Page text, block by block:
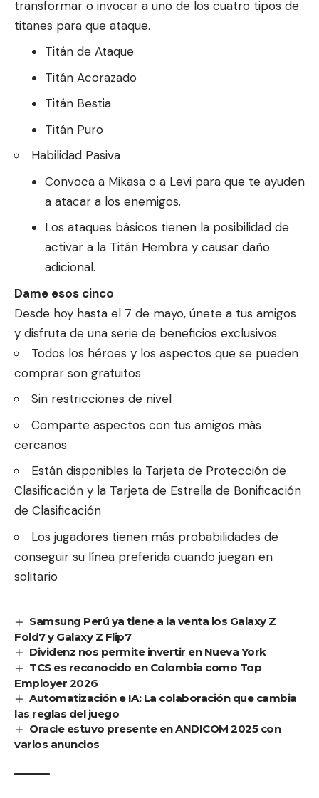
transformar o invocar a uno de los cuatro tipos de
titanes para que ataque.
Titán de Ataque
Titán Acorazado
Titán Bestia
Titán Puro
Habilidad Pasiva
Convoca a Mikasa o a Levi para que te ayuden
a atacar a los enemigos.
Los ataques básicos tienen la posibilidad de
activar a la Titán Hembra y causar daño
adicional.
Dame esos cinco
Desde hoy hasta el 7 de mayo, únete a tus amigos
y disfruta de una serie de beneficios exclusivos.
Todos los héroes y los aspectos que se pueden
comprar son gratuitos
Sin restricciones de nivel
Comparte aspectos con tus amigos más
cercanos
Están disponibles la Tarjeta de Protección de
Clasificación y la Tarjeta de Estrella de Bonificación
de Clasificación
Los jugadores tienen más probabilidades de
conseguir su línea preferida cuando juegan en
solitario
Samsung Perú ya tiene a la venta los Galaxy Z
Fold7 y Galaxy Z Flip7
Dividenz nos permite invertir en Nueva York
TCS es reconocido en Colombia como Top
Employer 2026
Automatización e IA: La colaboración que cambia
las reglas del juego
Oracle estuvo presente en ANDICOM 2025 con
varios anuncios